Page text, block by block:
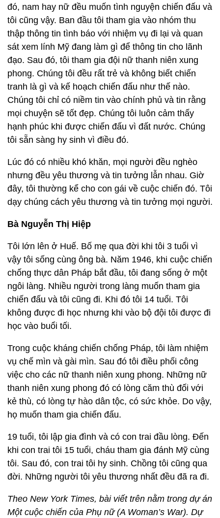
đó, nam hay nữ đều muốn tình nguyện chiến đấu và
tôi cũng vậy. Ban đầu tôi tham gia vào nhóm thu
thập thông tin tình báo với nhiệm vụ đi lại và quan
sát xem lính Mỹ đang làm gì để thông tin cho lãnh
đạo. Sau đó, tôi tham gia đội nữ thanh niên xung
phong. Chúng tôi đều rất trẻ và không biết chiến
tranh là gì và kế hoạch chiến đấu như thế nào.
Chúng tôi chỉ có niềm tin vào chính phủ và tin rằng
mọi chuyện sẽ tốt đẹp. Chúng tôi luôn cảm thấy
hạnh phúc khi được chiến đấu vì đất nước. Chúng
tôi sẵn sàng hy sinh vì điều đó.
Lúc đó có nhiều khó khăn, mọi người đều nghèo
nhưng đều yêu thương và tin tưởng lẫn nhau. Giờ
đây, tôi thường kể cho con gái về cuộc chiến đó. Tôi
dạy chúng cách yêu thương và tin tưởng mọi người.
Bà Nguyễn Thị Hiệp
Tôi lớn lên ở Huế. Bố mẹ qua đời khi tôi 3 tuổi vì
vậy tôi sống cùng ông bà. Năm 1946, khi cuộc chiến
chống thực dân Pháp bắt đầu, tôi đang sống ở một
ngôi làng. Nhiều người trong làng muốn tham gia
chiến đấu và tôi cũng đi. Khi đó tôi 14 tuổi. Tôi
không được đi học nhưng khi vào bộ đội tôi được đi
học vào buổi tối.
Trong cuộc kháng chiến chống Pháp, tôi làm nhiệm
vụ chế mìn và gài mìn. Sau đó tôi điều phối công
việc cho các nữ thanh niên xung phong. Những nữ
thanh niên xung phong đó có lòng căm thù đối với
kẻ thù, có lòng tự hào dân tộc, có sức khỏe. Do vậy,
họ muốn tham gia chiến đấu.
19 tuổi, tôi lập gia đình và có con trai đầu lòng. Đến
khi con trai tôi 15 tuổi, cháu tham gia đánh Mỹ cùng
tôi. Sau đó, con trai tôi hy sinh. Chồng tôi cũng qua
đời. Những người tôi yêu thương nhất đều đã ra đi.
Theo New York Times, bài viết trên nằm trong dự án
Một cuộc chiến của Phụ nữ (A Woman’s War). Dự